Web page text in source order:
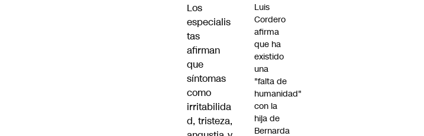
Los
especialis
tas
afirman
que
síntomas
como
irritabilida
d, tristeza,
Luis
Cordero
afirma
que ha
existido
una
"falta de
humanidad"
con la
hija de
Bernarda